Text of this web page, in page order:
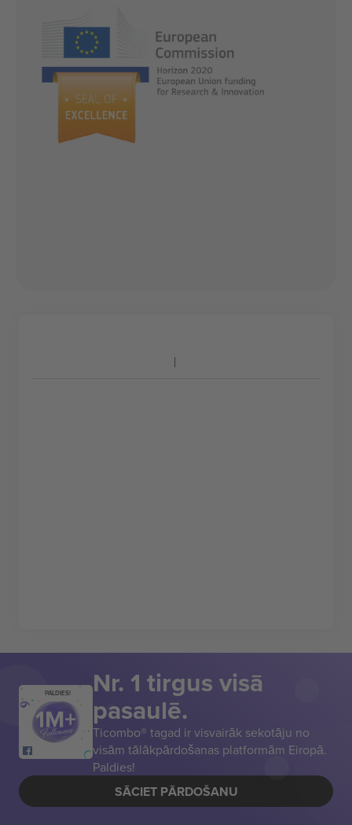
PALDIES! Nr. 1 tirgus visā
pasaulē.
Ticombo® tagad ir visvairāk sekotāju no
visām tālākpārdošanas platformām Eiropā.
Paldies!
SĀCIET PĀRDOŠANU